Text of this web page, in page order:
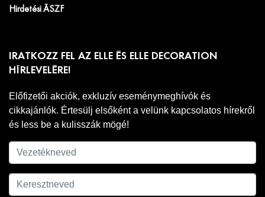
Hirdetési ÁSZF
IRATKOZZ FEL AZ ELLE ÉS ELLE DECORATION
HÍRLEVELÉRE!
Előfizetői akciók, exkluzív eseménymeghívók és
cikkajánlók. Értesülj elsőként a velünk kapcsolatos hírekről
és less be a kulisszák mögé!